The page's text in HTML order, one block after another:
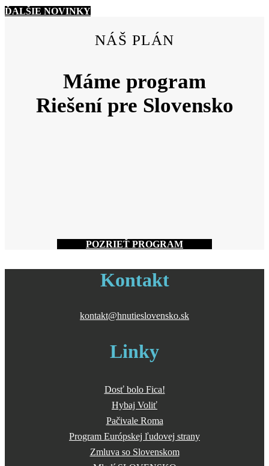
ĎALŠIE NOVINKY
NÁŠ PLÁN
Máme program
Riešení pre Slovensko
POZRIEŤ PROGRAM
Kontakt
kontakt@hnutieslovensko.sk
Linky
Dosť bolo Fica!
Hybaj Voliť
Pačivale Roma
Program Európskej ľudovej strany
Zmluva so Slovenskom